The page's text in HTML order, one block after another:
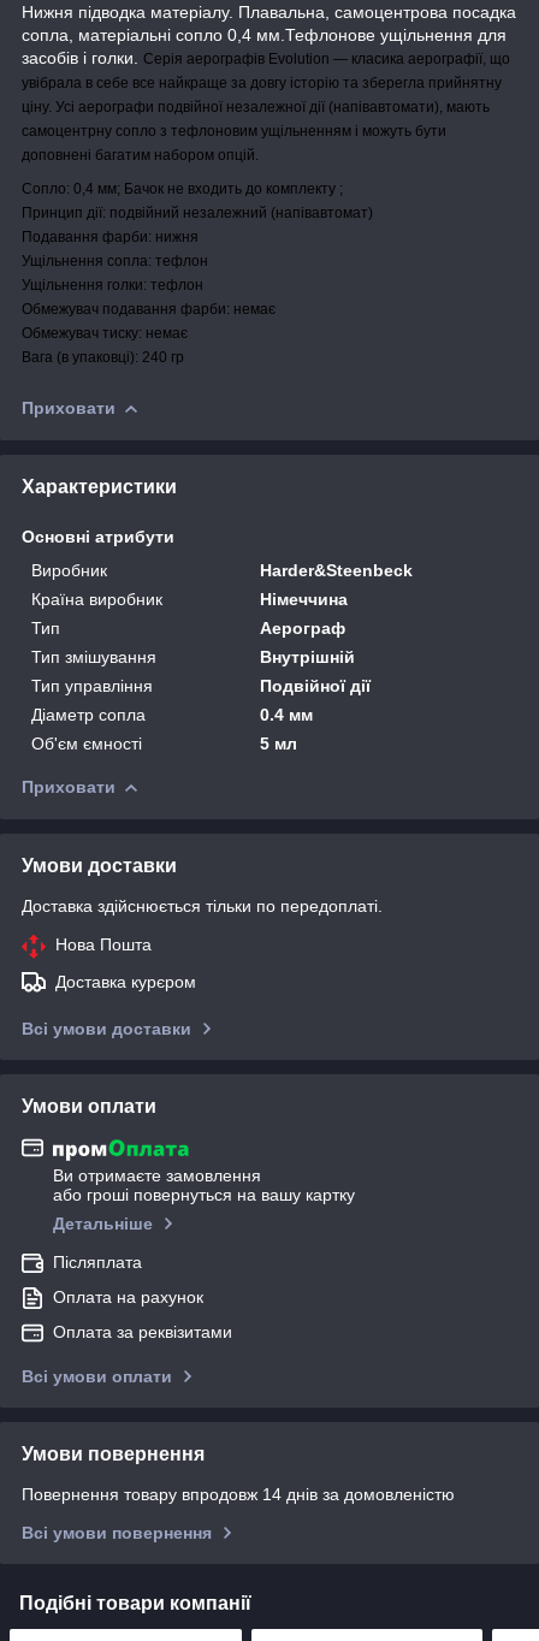
Нижня підводка матеріалу. Плавальна, самоцентрова посадка
сопла, матеріальні сопло 0,4 мм.Тефлонове ущільнення для
засобів і голки. Серія аерографів Evolution — класика аерографії, що
увібрала в себе все найкраще за довгу історію та зберегла прийнятну
ціну. Усі аерографи подвійної незалежної дії (напівавтомати), мають
самоцентрну сопло з тефлоновим ущільненням і можуть бути
доповнені багатим набором опцій.
Сопло: 0,4 мм; Бачок не входить до комплекту ;
Принцип дії: подвійний незалежний (напівавтомат)
Подавання фарби: нижня
Ущільнення сопла: тефлон
Ущільнення голки: тефлон
Обмежувач подавання фарби: немає
Обмежувач тиску: немає
Вага (в упаковці): 240 гр
Приховати
Характеристики
Основні атрибути
Виробник
Harder&Steenbeck
Країна виробник
Німеччина
Тип
Аерограф
Тип змішування
Внутрішній
Тип управління
Подвійної дії
Діаметр сопла
0.4 мм
Об'єм ємності
5 мл
Приховати
Умови доставки
Доставка здійснюється тільки по передоплаті.
Нова Пошта
Доставка курєром
Всі умови доставки
Умови оплати
Ви отримаєте замовлення
або гроші повернуться на вашу картку
Детальніше
Післяплата
Оплата на рахунок
Оплата за реквізитами
Всі умови оплати
Умови повернення
Повернення товару впродовж 14 днів за домовленістю
Всі умови повернення
Подібні товари компанії